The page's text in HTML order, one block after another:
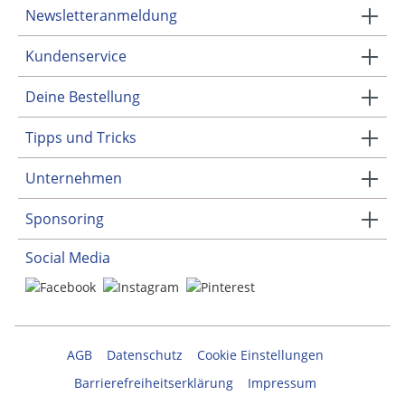
Newsletteranmeldung
Kundenservice
Deine Bestellung
Tipps und Tricks
Unternehmen
Sponsoring
Social Media
AGB Datenschutz
Cookie Einstellungen
Barrierefreiheitserklärung
Impressum